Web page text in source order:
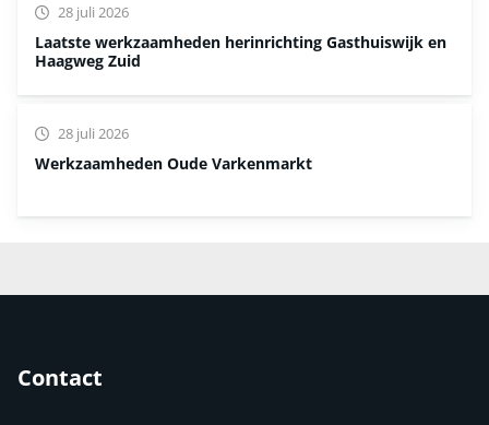
Laatste werkzaamheden herinrichting Gasthuiswijk en
Haagweg Zuid
28 juli 2026
Werkzaamheden Oude Varkenmarkt
28 juli 2026
Contact